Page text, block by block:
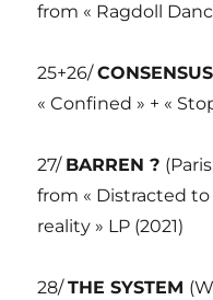
from « Ragdoll
25+26/
« Confined » + «
27/ BARREN ?
from « Distracted
reality » LP (2021)
28/THE SYSTEM